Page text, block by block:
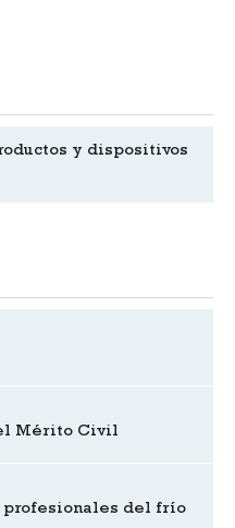
y dispositivos
Mérito Civil
profesionales del frío